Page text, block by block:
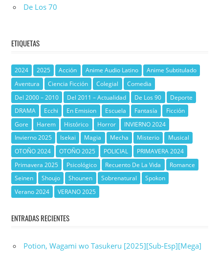
De Los 70
ETIQUETAS
2024 2025 Acción Anime Audio Latino
Anime Subtitulado
Aventura
Ciencia Ficción Colegial
Comedia
Del 2000 – 2010
Del 2011 – Actualidad De Los 90
Deporte
DRAMA
Ecchi En Emision Escuela Fantasía
Ficción
Gore
Harem Histórico Horror
INVIERNO 2024
Invierno 2025
Isekai Magia Mecha Misterio
Musical
OTOÑO 2024
OTOÑO 2025 POLICIAL
PRIMAVERA 2024
Primavera 2025
Psicológico Recuento De La Vida
Romance
Seinen
Shoujo Shounen Sobrenatural
Spokon
Verano 2024
VERANO 2025
ENTRADAS RECIENTES
Potion, Wagami wo Tasukeru [2025][Sub-Esp][Mega]